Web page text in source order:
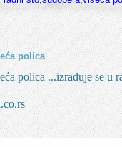
polica
polica ...izrađuje se u